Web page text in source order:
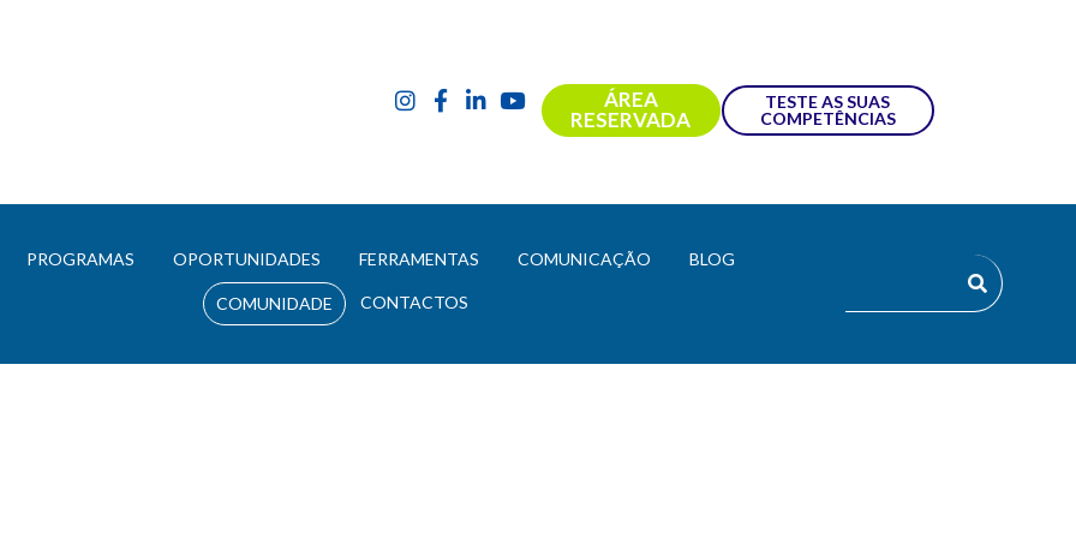
ÁREA
RESERVADA
TESTE AS SUAS
COMPETÊNCIAS
PROGRAMAS OPORTUNIDADES FERRAMENTAS COMUNICAÇÃO BLOG
COMUNIDADE CONTACTOS